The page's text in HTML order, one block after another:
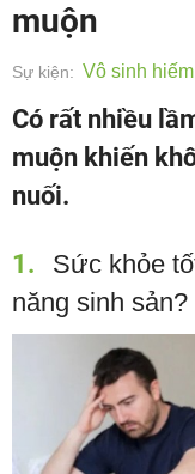
muộn
Sự kiện: Vô sinh
Có rất nhiều
muộn khiến
nuối.
1
Sức khỏe
năng sinh sản?